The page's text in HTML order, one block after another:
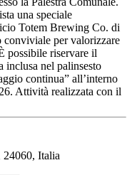
una speciale
Totem Brewing Co. di
conviviale per valorizzare
possibile riservare il
nel palinsesto
continua” all’interno
Attività realizzata con il
24060, Italia